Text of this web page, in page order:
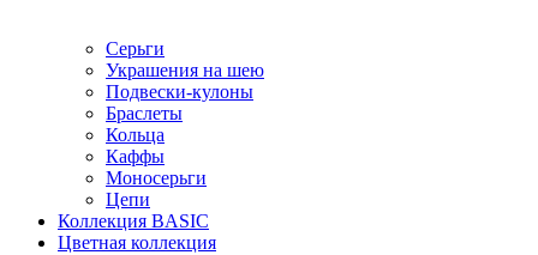
Серьги
Украшения на шею
Подвески-кулоны
Браслеты
Кольца
Каффы
Моносерьги
Цепи
Коллекция BASIC
Цветная коллекция